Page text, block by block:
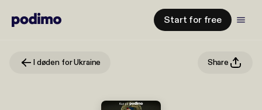
Start for free
I døden for Ukraine Share